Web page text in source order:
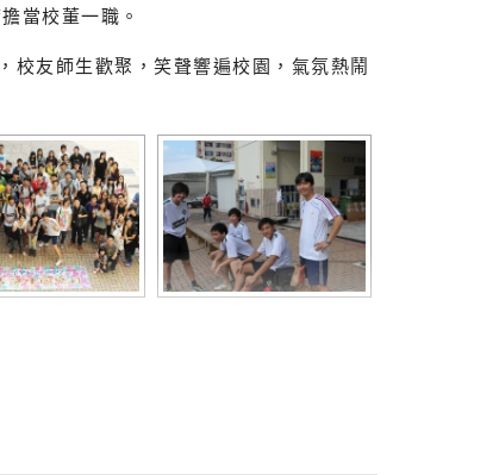
當校董一職。
友師生歡聚，笑聲響遍校園，氣氛熱鬧